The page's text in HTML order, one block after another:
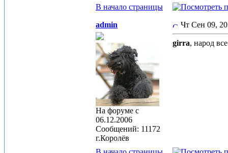
В начало страницы
admin
На форуме с
06.12.2006
Сообщений: 11172
г.Королёв
Чт Сен 09,
girra, народ